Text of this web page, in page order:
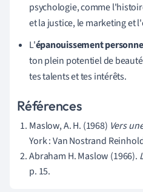
psychologie, comme
et la justice, le marketing et
L'épanouissement
ton plein potentiel de
tes talents et tes intérêts.
Références
Maslow, A. H. (1968) Vers
York : Van Nostrand
Abraham H. Maslow (1966).
p. 15.